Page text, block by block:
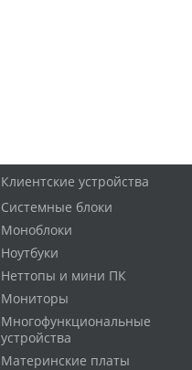
Клиентские устройства
Системные блоки
Моноблоки
Ноутбуки
Неттопы и мини ПК
Мониторы
Многофункциональные
устройства
Материнские платы